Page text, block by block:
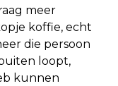
meer
koffie, echt
die persoon
loopt,
kunnen